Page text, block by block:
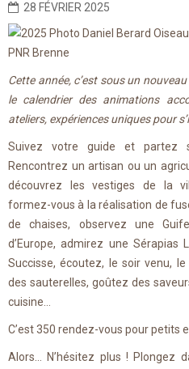
28 FÉVRIER 2025
Cette année, c’est sous un
le calendrier des animations
ateliers, expériences uniques pour
Suivez votre guide et partez
Rencontrez un artisan ou un
découvrez les vestiges de la
formez-vous à la réalisation de
de chaises, observez une
d’Europe, admirez une
Succisse, écoutez, le soir venu,
des sauterelles, goûtez des
cuisine…
C’est 350 rendez-vous pour petits
Alors… N’hésitez plus ! Plongez